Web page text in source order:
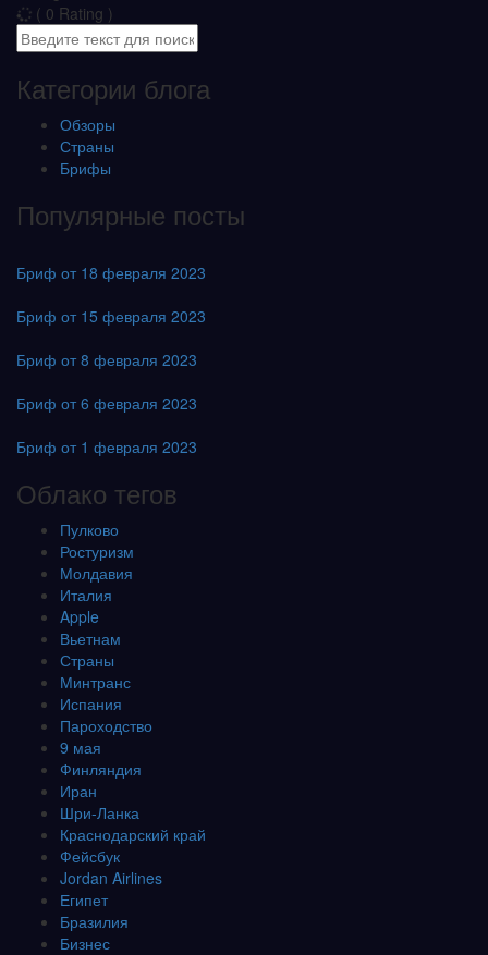
( 0 Rating )
Категории блога
Обзоры
Страны
Брифы
Популярные посты
Бриф от 18 февраля 2023
Бриф от 15 февраля 2023
Бриф от 8 февраля 2023
Бриф от 6 февраля 2023
Бриф от 1 февраля 2023
Облако тегов
Пулково
Ростуризм
Молдавия
Италия
Apple
Вьетнам
Страны
Минтранс
Испания
Пароходство
9 мая
Финляндия
Иран
Шри-Ланка
Краснодарский край
Фейсбук
Jordan Airlines
Египет
Бразилия
Бизнес